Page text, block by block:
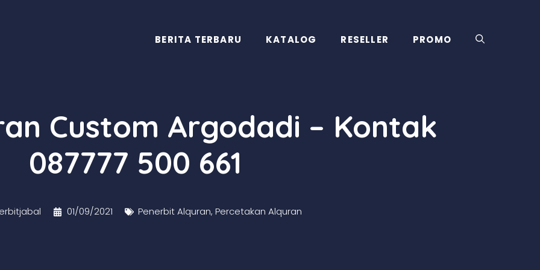
BERITA TERBARU KATALOG RESELLER PROMO
Custom Argodadi – Kontak
087777 500 661
01/09/2021 Penerbit Alquran,Percetakan Alquran